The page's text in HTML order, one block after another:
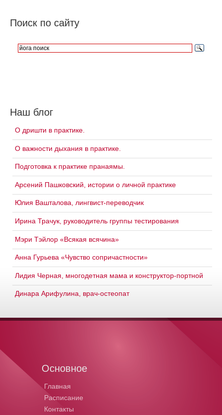
Поиск по сайту
Наш блог
О дришти в практике.
О важности дыхания в практике.
Подготовка к практике пранаямы.
Арсений Пашковский, истории о личной практике
Юлия Вашталова, лингвист-переводчик
Ирина Трачук, руководитель группы тестирования
Мэри Тэйлор «Всякая всячина»
Анна Гурьева «Чувство сопричастности»
Лидия Черная, многодетная мама и конструктор-портной
Динара Арифулина, врач-остеопат
Основное
Главная
Расписание
Контакты